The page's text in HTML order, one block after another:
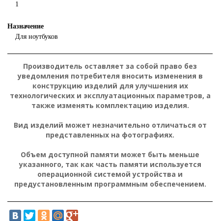
1
Назначение
Для ноутбуков
Производитель оставляет за собой право без
уведомления потребителя вносить изменения в
конструкцию изделий для улучшения их
технологических и эксплуатационных параметров, а
также изменять комплектацию изделия.
Вид изделий может незначительно отличаться от
представленных на фотографиях.
Объем доступной памяти может быть меньше
указанного, так как часть памяти используется
операционной системой устройства и
предустановленным программным обеспечением.